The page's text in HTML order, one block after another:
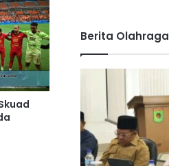
Berita Olahraga